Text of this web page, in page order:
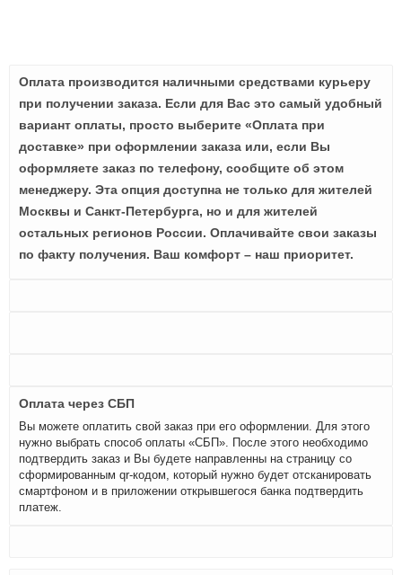
Оплата производится наличными средствами курьеру
при получении заказа. Если для Вас это самый удобный
вариант оплаты, просто выберите «Оплата при
доставке» при оформлении заказа или, если Вы
оформляете заказ по телефону, сообщите об этом
менеджеру. Эта опция доступна не только для жителей
Москвы и Санкт-Петербурга, но и для жителей
остальных регионов России. Оплачивайте свои заказы
по факту получения. Ваш комфорт – наш приоритет.
Оплата через СБП
Вы можете оплатить свой заказ при его оформлении. Для этого
нужно выбрать способ оплаты «СБП». После этого необходимо
подтвердить заказ и Вы будете направленны на страницу со
сформированным qr-кодом, который нужно будет отсканировать
смартфоном и в приложении открывшегося банка подтвердить
платеж.